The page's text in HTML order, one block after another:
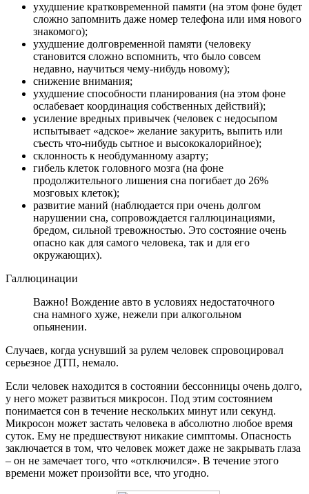
ухудшение кратковременной памяти (на этом фоне будет
сложно запомнить даже номер телефона или имя нового
знакомого);
ухудшение долговременной памяти (человеку
становится сложно вспомнить, что было совсем
недавно, научиться чему-нибудь новому);
снижение внимания;
ухудшение способности планирования (на этом фоне
ослабевает координация собственных действий);
усиление вредных привычек (человек с недосыпом
испытывает «адское» желание закурить, выпить или
съесть что-нибудь сытное и высококалорийное);
склонность к необдуманному азарту;
гибель клеток головного мозга (на фоне
продолжительного лишения сна погибает до 26%
мозговых клеток);
развитие маний (наблюдается при очень долгом
нарушении сна, сопровождается галлюцинациями,
бредом, сильной тревожностью. Это состояние очень
опасно как для самого человека, так и для его
окружающих).
Галлюцинации
Важно! Вождение авто в условиях недостаточного
сна намного хуже, нежели при алкогольном
опьянении.
Случаев, когда уснувший за рулем человек спровоцировал
серьезное ДТП, немало.
Если человек находится в состоянии бессонницы очень долго,
у него может развиться микросон. Под этим состоянием
понимается сон в течение нескольких минут или секунд.
Микросон может застать человека в абсолютно любое время
суток. Ему не предшествуют никакие симптомы. Опасность
заключается в том, что человек может даже не закрывать глаза
– он не замечает того, что «отключился». В течение этого
времени может произойти все, что угодно.